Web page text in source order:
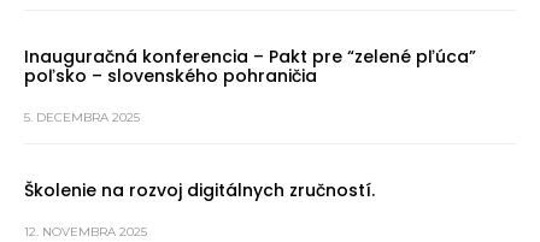
Inauguračná konferencia – Pakt pre “zelené pľúca”
poľsko – slovenského pohraničia
5. DECEMBRA 2025
Školenie na rozvoj digitálnych zručností.
12. NOVEMBRA 2025